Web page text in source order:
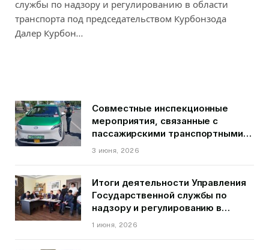
службы по надзору и регулированию в области
транспорта под председательством Курбонзода
Далер Курбон…
Совместные инспекционные
мероприятия, связанные с
пассажирскими транспортными
средствами на территории
3 июня, 2026
Итоги деятельности Управления
Государственной службы по
надзору и регулированию в
области транспорта ГБАО в
1 июня, 2026